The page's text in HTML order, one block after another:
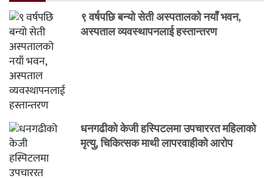
९ वर्षपछि बन्यो सेती अस्पतालको नयाँ भवन,
अस्पताल व्यवस्थापनलाई हस्तान्तरण
धनगढीको केजी हस्पिटलमा उपचाररत महिलाको
मृत्यु, चिकित्सक माथी लापरवाहीको आरोप